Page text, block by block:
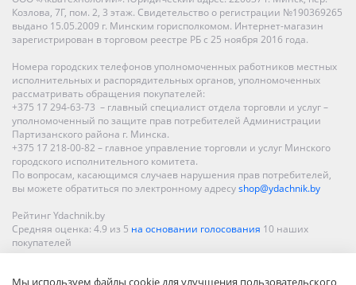
Козлова, 7Г, пом. 2, 3 этаж. Свидетельство о регистрации №190369265
выдано 15.05.2009 г. Минским горисполкомом. Интернет-магазин
зарегистрирован в торговом реестре РБ с 25 ноября 2016 года.
Номера городских телефонов уполномоченных работников местных
исполнительных и распорядительных органов, уполномоченных
рассматривать обращения покупателей:
+375 17 294-63-73 – главный специалист отдела торговли и услуг –
уполномоченный по защите прав потребителей Администрации
Партизанского района г. Минска.
+375 17 218-00-82 – главное управление торговли и услуг Минского
городского исполнительного комитета.
По вопросам, касающимся случаев нарушения прав потребителей,
вы можете обратиться по электронному адресуshop@ydachnik.by
Рейтинг Ydachnik.by
Средняя оценка: 4.9 из 5 на основании голосования 10 наших
покупателей
Мы используем файлы cookie для улучшения пользовательского